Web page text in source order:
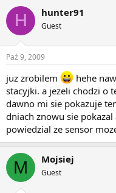
H hunter91
Guest
Paź 9, 2009
juz zrobilem
hehe
stacyjki. a jezeli chodzi o
dawno mi sie pokazuje
dniach znowu sie
powiedzial ze sensor
M Mojsiej
Guest